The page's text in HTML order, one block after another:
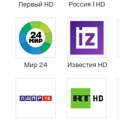
Первый HD Россия 1 HD
Мир 24 Известия HD